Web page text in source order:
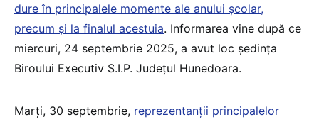
dure în principalele momente ale anului școlar,
precum și la finalul acestuia. Informarea vine după ce
miercuri, 24 septembrie 2025, a avut loc ședința
Biroului Executiv S.I.P. Județul Hunedoara.
Marți, 30 septembrie, reprezentanții principalelor